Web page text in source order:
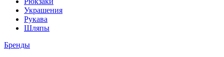
Украшения
Рукава
Шляпы
Бренды